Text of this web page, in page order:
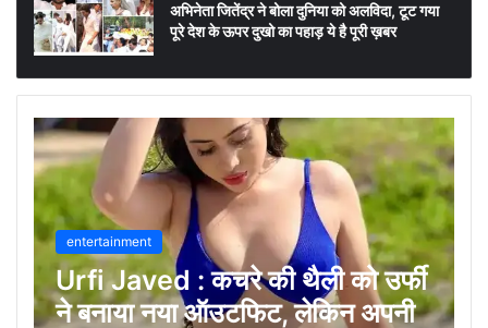
अभिनेता जितेंद्र ने बोला दुनिया को अलविदा, टूट गया
पूरे देश के ऊपर दुखो का पहाड़ ये है पूरी ख़बर
entertainment
Urfi Javed : कचरे की थैली को उर्फी
ने बनाया नया ऑउटफिट, लेकिन अपनी